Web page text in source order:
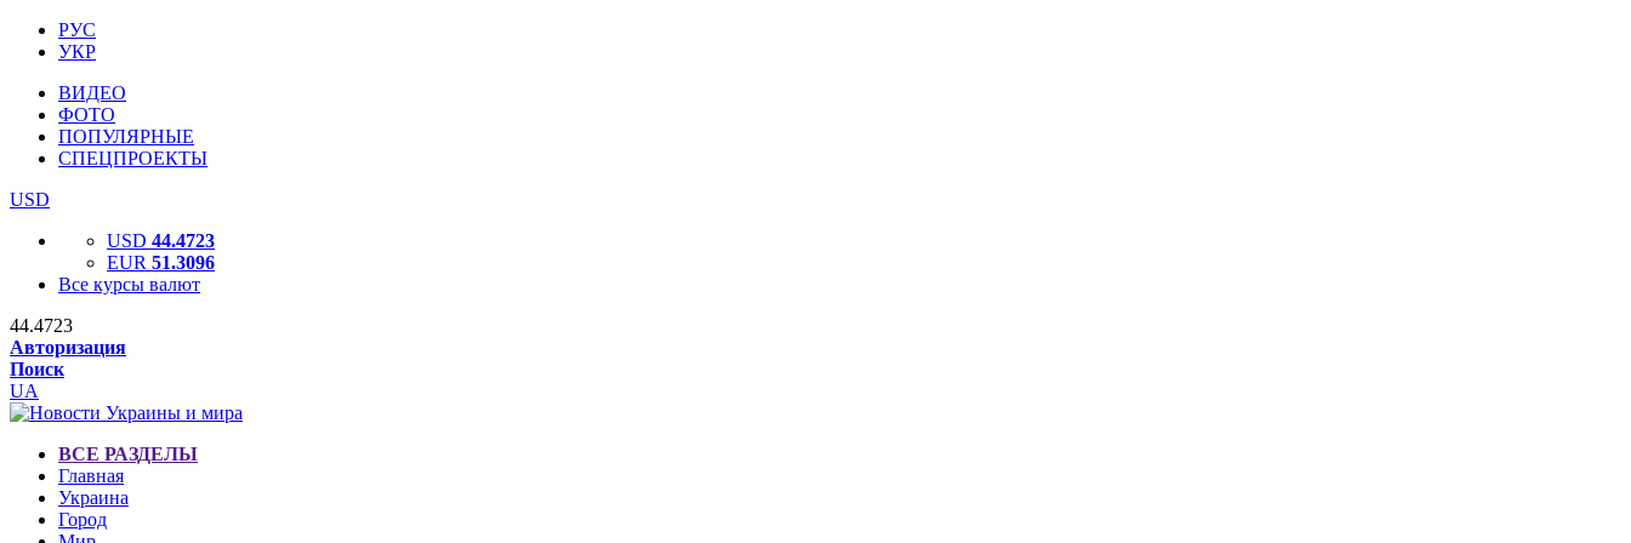
РУС
УКР
ВИДЕО
ФОТО
ПОПУЛЯРНЫЕ
СПЕЦПРОЕКТЫ
USD
USD 44.4723
EUR 51.3096
Все курсы валют
44.4723
Авторизация
Поиск
UA
ВСЕ РАЗДЕЛЫ
Главная
Украина
Город